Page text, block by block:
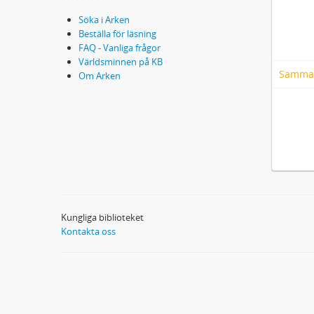
Söka i Arken
Beställa för läsning
FAQ - Vanliga frågor
Världsminnen på KB
Om Arken
Kungliga biblioteket
Kontakta oss